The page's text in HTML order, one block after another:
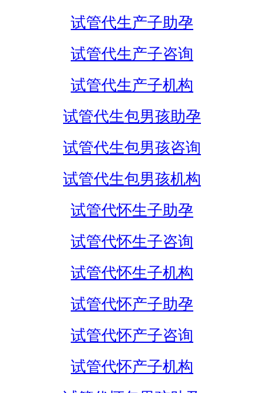
试管代生产子助孕
试管代生产子咨询
试管代生产子机构
试管代生包男孩助孕
试管代生包男孩咨询
试管代生包男孩机构
试管代怀生子助孕
试管代怀生子咨询
试管代怀生子机构
试管代怀产子助孕
试管代怀产子咨询
试管代怀产子机构